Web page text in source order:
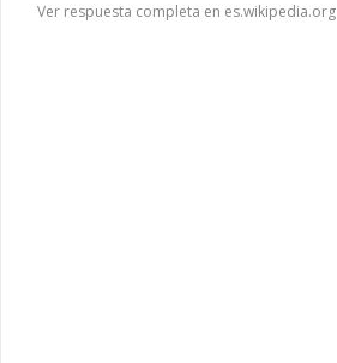
Ver respuesta completa en es.wikipedia.org